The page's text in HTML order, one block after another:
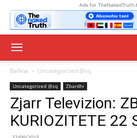
Ads for
Ballina Uncategorized @sq
Uncategorized @sq Zbardhi
Zjarr Televizion:
KURIOZITETE 22